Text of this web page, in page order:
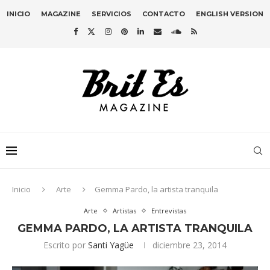
INICIO MAGAZINE SERVICIOS CONTACTO ENGLISH VERSION
Inicio Arte Gemma Pardo, la artista tranquila
Arte Artistas Entrevistas
GEMMA PARDO, LA ARTISTA TRANQUILA
Escrito por Santi Yagüe diciembre 23, 2014